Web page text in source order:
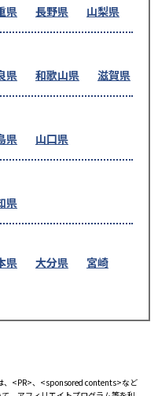
県 長野県 山梨県
県 和歌山県 滋賀県
県 山口県
県
県 大分県
宮崎
、<PR>、<sponsored contents>など